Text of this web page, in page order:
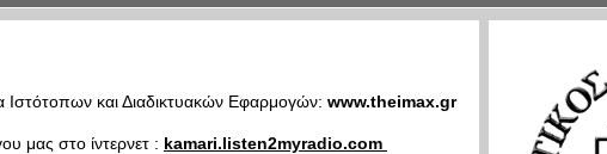
Ιστότοπων και Διαδικτυακών Εφαρμογών: www.theimax.gr
μας στο ίντερνετ : kamari.listen2myradio.com